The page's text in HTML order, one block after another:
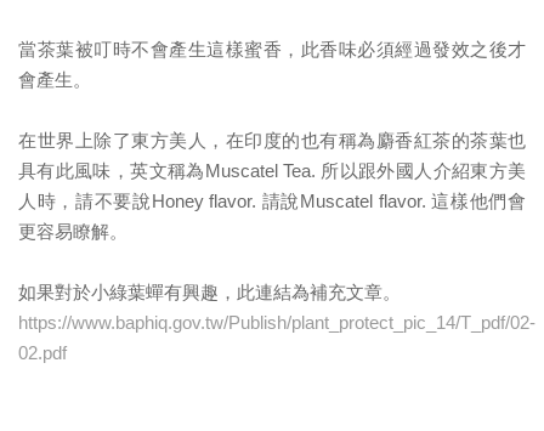
當茶葉被叮時不會產生這樣蜜香，此香味必須經過發效之後才
會產生。
在世界上除了東方美人，在印度的也有稱為麝香紅茶的茶葉也
具有此風味，英文稱為Muscatel Tea. 所以跟外國人介紹東方美
人時，請不要說Honey flavor. 請說Muscatel flavor. 這樣他們會
更容易瞭解。
如果對於小綠葉蟬有興趣，此連結為補充文章。
https://www.baphiq.gov.tw/Publish/plant_protect_pic_14/T_pdf/02-
02.pdf